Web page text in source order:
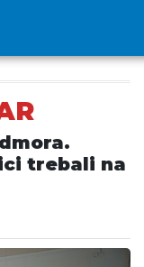
trebali na